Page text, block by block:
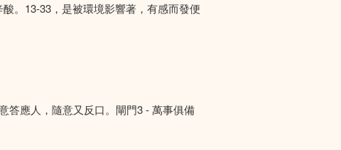
。13-33，是被環境影響著，有感而發便
答應人，隨意又反口。閘門3 - 萬事俱備